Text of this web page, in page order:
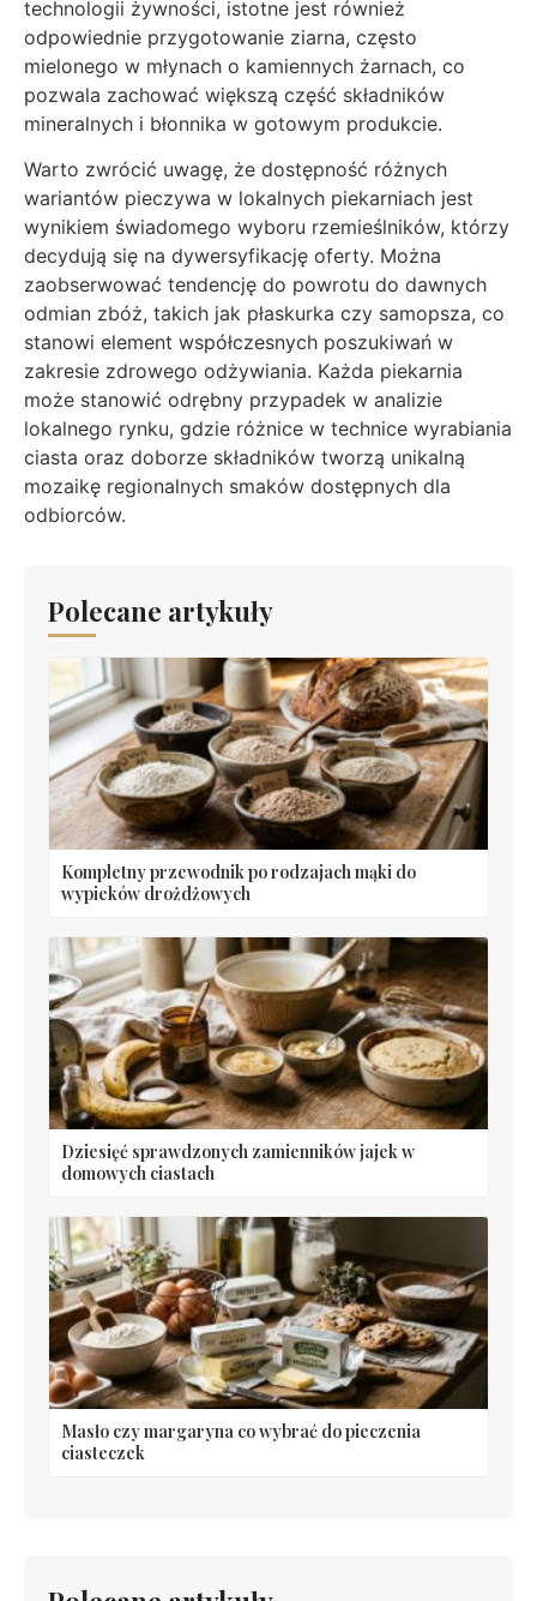
technologii żywności, istotne jest również
odpowiednie przygotowanie ziarna, często
mielonego w młynach o kamiennych żarnach, co
pozwala zachować większą część składników
mineralnych i błonnika w gotowym produkcie.
Warto zwrócić uwagę, że dostępność różnych
wariantów pieczywa w lokalnych piekarniach jest
wynikiem świadomego wyboru rzemieślników, którzy
decydują się na dywersyfikację oferty. Można
zaobserwować tendencję do powrotu do dawnych
odmian zbóż, takich jak płaskurka czy samopsza, co
stanowi element współczesnych poszukiwań w
zakresie zdrowego odżywiania. Każda piekarnia
może stanowić odrębny przypadek w analizie
lokalnego rynku, gdzie różnice w technice wyrabiania
ciasta oraz doborze składników tworzą unikalną
mozaikę regionalnych smaków dostępnych dla
odbiorców.
Polecane artykuły
Kompletny przewodnik po rodzajach mąki do
wypieków drożdżowych
Dziesięć sprawdzonych zamienników jajek w
domowych ciastach
Masło czy margaryna co wybrać do pieczenia
ciasteczek